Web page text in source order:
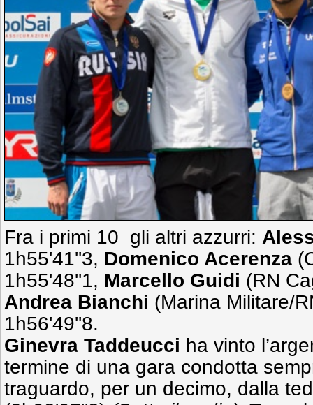
Fra i primi 10 gli altri azzurri:
1h55'41''3, Domenico Acerenza
1h55'48''1, Marcello Guidi (RN
Andrea Bianchi (Marina Militare/
1h56'49''8.
Ginevra Taddeucci ha vinto
termine di una gara condotta
traguardo, per un decimo, dalla